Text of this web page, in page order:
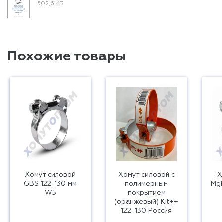
502,6 КБ
Похожие товары
Хомут силовой
GBS 122-130 мм
W5
Хомут силовой с
полимерным
покрытием
(оранжевый) Kit++
122-130 Россия